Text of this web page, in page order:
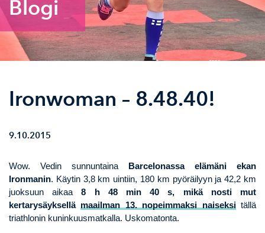
Blogi
Ironwoman – 8.48.40!
9.10.2015
Wow. Vedin sunnuntaina
Barcelonassa elämäni ekan
Ironmanin. Käytin 3,8 km uintiin, 180 km pyöräilyyn ja 42,2 km
juoksuun aikaa8 h 48 min 40 s, mikä nosti mut
kertarysäyksellämaailman 13. nopeimmaksi naiseksi tällä
triathlonin kuninkuusmatkalla. Uskomatonta.